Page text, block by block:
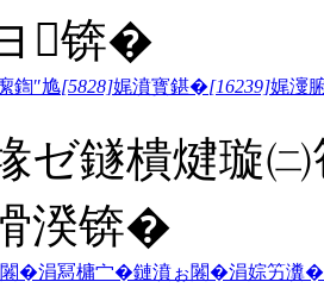
锛�
鍧″尯[5828]娓濆寳鍖�[16239]娓濅
ゼ鐩樻煡璇
湀锛�
闂�涓冩槦宀�鏈濆ぉ闂�涓婃竻瀵�